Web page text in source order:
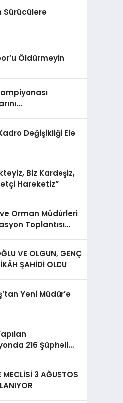
Sürücülere
Öldürmeyin
Değişikliği Ele
Biz Kardeşiz,
Hareketiz”
ve Orman Müdürleri
Toplantısı
VE OLGUN, GENÇ
ŞAHİDİ OLDU
Yeni Müdür’e
216 Şüpheli
MECLİSİ 3 AĞUSTOS